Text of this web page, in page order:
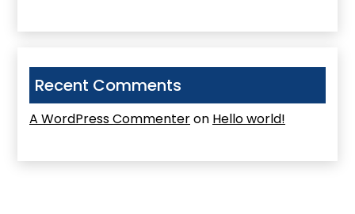
Recent Comments
A WordPress Commenteron Hello world!